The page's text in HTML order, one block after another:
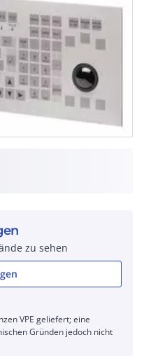
zu sehen
VPE geliefert; eine
Gründen jedoch nicht